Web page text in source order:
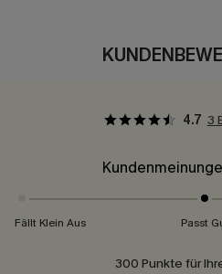
4.7 3
Fällt Klein Aus Passt
300 Punkte für